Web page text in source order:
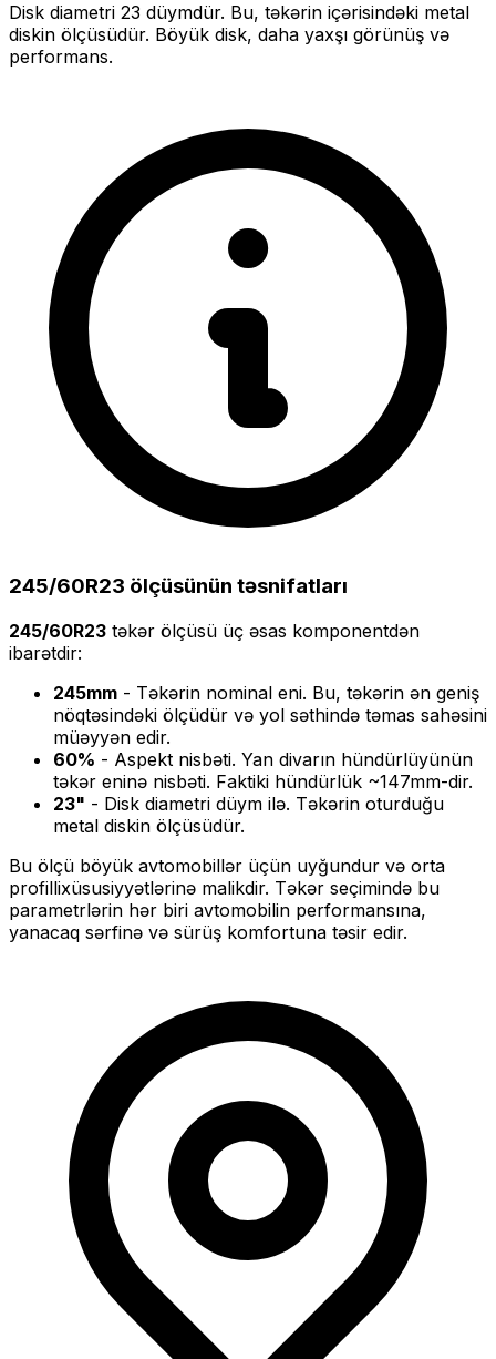
Disk diametri 23 düymdür. Bu, təkərin içərisindəki metal
diskin ölçüsüdür. Böyük disk, daha yaxşı görünüş və
performans.
245/60R23 ölçüsünün təsnifatları
245/60R23 təkər ölçüsü üç əsas komponentdən
ibarətdir:
245mm - Təkərin nominal eni. Bu, təkərin ən geniş
nöqtəsindəki ölçüdür və yol səthində təmas sahəsini
müəyyən edir.
60% - Aspekt nisbəti. Yan divarın hündürlüyünün
təkər eninə nisbəti. Faktiki hündürlük ~147mm-dir.
23" - Disk diametri düym ilə. Təkərin oturduğu
metal diskin ölçüsüdür.
Bu ölçü böyük avtomobillər üçün uyğundur və orta
profillixüsusiyyətlərinə malikdir. Təkər seçimində bu
parametrlərin hər biri avtomobilin performansına,
yanacaq sərfinə və sürüş komfortuna təsir edir.